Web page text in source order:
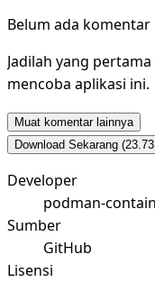
Belum ada komentar
Jadilah yang
mencoba aplikasi ini.
Muat komentar lainnya
Download Sekarang
Developer
podman-
Sumber
GitHub
Lisensi